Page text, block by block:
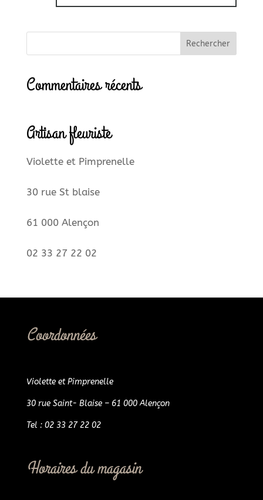
Commentaires récents
Artisan fleuriste
Violette et Pimprenelle
30 rue St blaise
61 000 Alençon
02 33 27 22 02
Coordonnées
Violette et Pimprenelle
30 rue Saint- Blaise – 61 000 Alençon
Tel : 02 33 27 22 02
Horaires du magasin